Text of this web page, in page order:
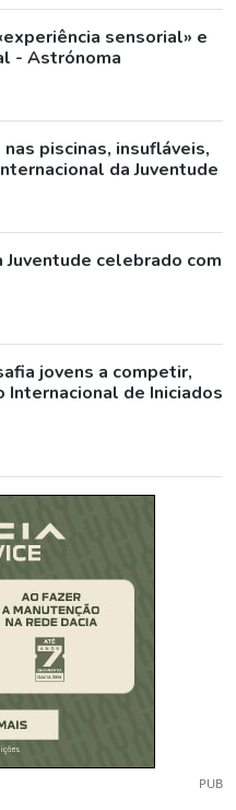
sensorial» e
- Astrónoma
piscinas, insufláveis,
da Juventude
Juventude celebrado com
jovens a competir,
Internacional de Iniciados
PUB